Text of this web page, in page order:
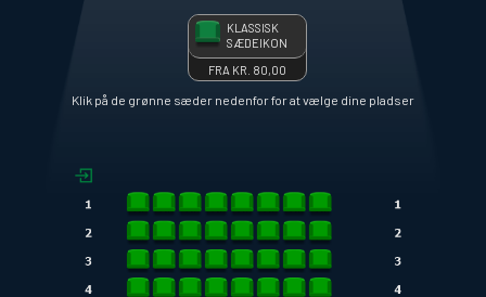
KLASSISK
SÆDEIKON
FRA KR. 80,00
Klik på de grønne sæder nedenfor for at vælge dine pladser